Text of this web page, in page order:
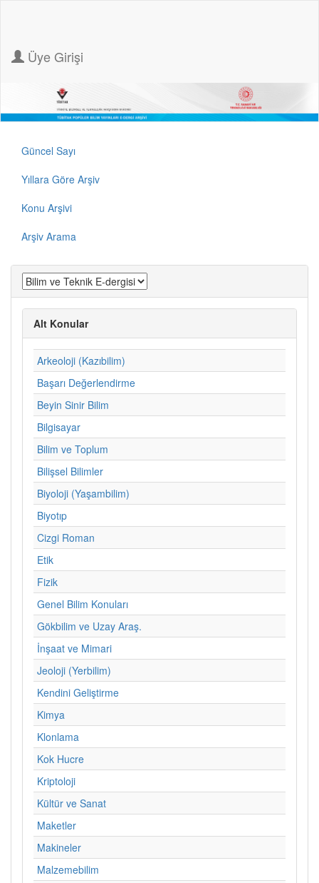
Üye Girişi
Güncel Sayı
Yıllara Göre Arşiv
Konu Arşivi
Arşiv Arama
Alt Konular
Arkeoloji (Kazıbilim)
Başarı Değerlendirme
Beyin Sinir Bilim
Bilgisayar
Bilim ve Toplum
Bilişsel Bilimler
Biyoloji (Yaşambilim)
Biyotıp
Cizgi Roman
Etik
Fizik
Genel Bilim Konuları
Gökbilim ve Uzay Araş.
İnşaat ve Mimari
Jeoloji (Yerbilim)
Kendini Geliştirme
Kimya
Klonlama
Kok Hucre
Kriptoloji
Kültür ve Sanat
Maketler
Makineler
Malzemebilim